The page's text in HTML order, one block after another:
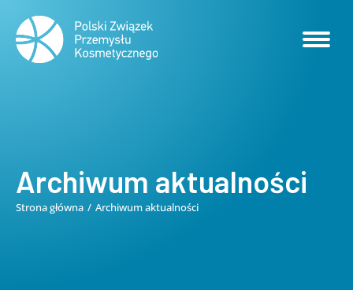
Archiwum aktualności
Jesteś tutaj:
Strona główna Archiwum aktualności